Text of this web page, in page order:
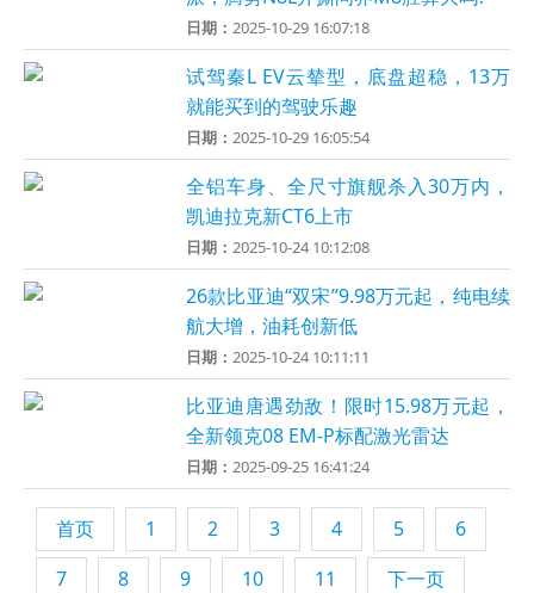
日期：2025-10-29 16:07:18
试驾秦L EV云辇型，底盘超稳，13万
就能买到的驾驶乐趣
日期：2025-10-29 16:05:54
全铝车身、全尺寸旗舰杀入30万内，
凯迪拉克新CT6上市
日期：2025-10-24 10:12:08
26款比亚迪“双宋”9.98万元起，纯电续
航大增，油耗创新低
日期：2025-10-24 10:11:11
比亚迪唐遇劲敌！限时15.98万元起，
全新领克08 EM-P标配激光雷达
日期：2025-09-25 16:41:24
首页 1 2 3 4 5
6
7
8 9 10 11
下一页